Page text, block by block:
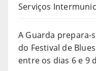
Serviços
A Guarda prepara-
do Festival de
entre os dias 6 e 9